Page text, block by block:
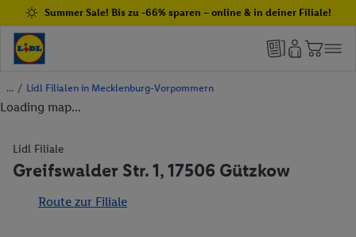
Summer Sale! Bis zu -66% sparen – online & in deiner Filiale!
/ Lidl Filialen in Mecklenburg-Vorpommern
Loading map...
Lidl Filiale
Greifswalder Str. 1, 17506 Gützkow
Route zur Filiale